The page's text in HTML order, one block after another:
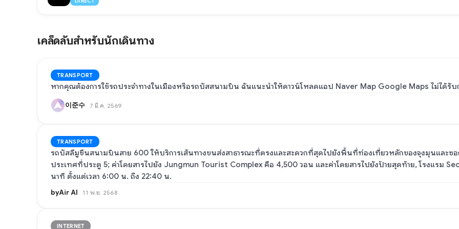
เคล็ดลับสำหรับนักเดินทาง
TRANSPORT
หากคุณต้องการใช้รถประจำทางในเมืองหรือรถบัสสนามบิน ฉันแนะนำให้ดาวน์โหลดแอป Naver Map Google Maps ไม่ได้รั
이준수 7 มี.ค. 2569
TRANSPORT
รถบัสลีมูซีนสนามบินสาย 600 ให้บริการเส้นทางขนส่งสาธารณะที่ตรงและสะดวกที่สุดไปยังพื้นที่ท่องเที่ยวหลักของจุงมุนและซอ
ประเทศที่ประตู 5; ค่าโดยสารไปยัง Jungmun Tourist Complex คือ 4,500 วอน และค่าโดยสารไปยังป้ายสุดท้าย, โรงแรม
นาที ตั้งแต่เวลา 6:00 น. ถึง 22:40 น.
byAir AI 11 พ.ย. 2568
INTERNET